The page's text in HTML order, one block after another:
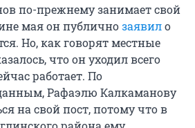
по-прежнему занимает свой
мая он публичнозаявило
Но, как говорят местные
что он уходил всего
работает. По
Рафаэлю Калкаманову
на свой пост, потому что в